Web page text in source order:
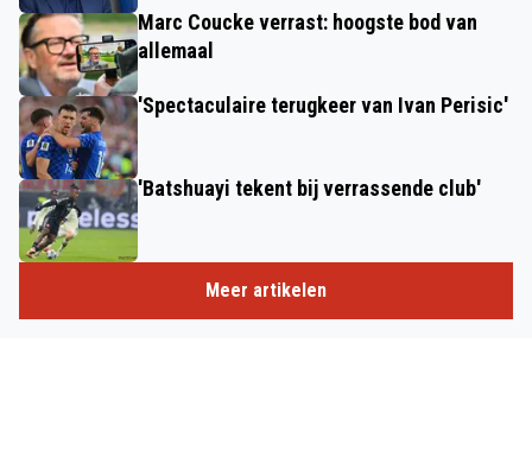
Marc Coucke verrast: hoogste bod van
allemaal
'Spectaculaire terugkeer van Ivan Perisic'
'Batshuayi tekent bij verrassende club'
Meer artikelen